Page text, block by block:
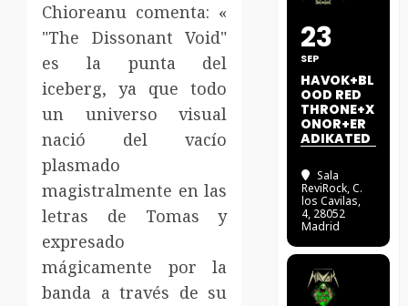
Chioreanu comenta: «
"The Dissonant Void"
es la punta del
iceberg, ya que todo
un universo visual
nació del vacío
plasmado
magistralmente en las
letras de Tomas y
expresado
mágicamente por la
banda a través de su
23
SEP
HAVOK+BL
OOD RED
THRONE+X
ONOR+ER
ADIKATED
Sala
ReviRock, C.
los Cavilas,
4, 28052
Madrid